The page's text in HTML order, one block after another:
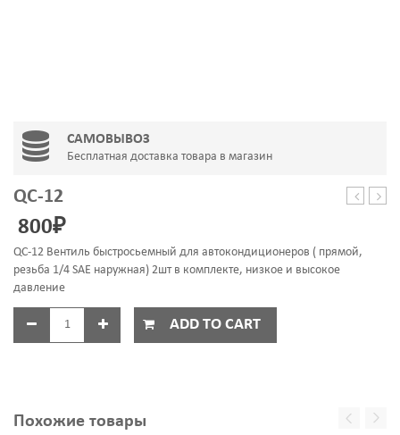
САМОВЫВОЗ
Бесплатная доставка товара в магазин
QC-12
800₽
QC-12 Вентиль быстросьемный для автокондиционеров ( прямой,
резьба 1/4 SAE наружная) 2шт в комплекте, низкое и высокое
давление
ADD TO CART
Похожие товары